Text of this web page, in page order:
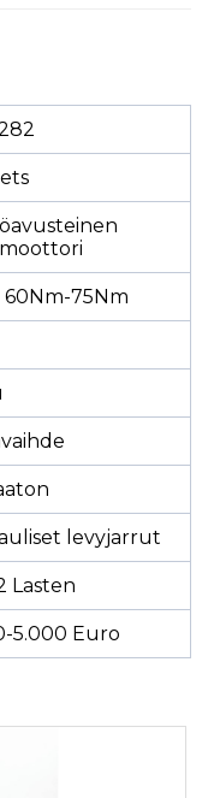
60Nm-75Nm
levyjarrut
Lasten
5.000 Euro